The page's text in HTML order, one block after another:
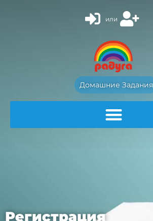
или
Домашние Задания
Регистрация